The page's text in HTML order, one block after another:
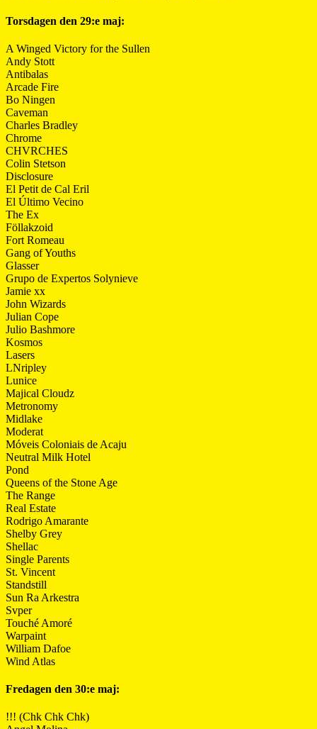
Torsdagen den 29:e maj:
A Winged Victory for the Sullen
Andy Stott
Antibalas
Arcade Fire
Bo Ningen
Caveman
Charles Bradley
Chrome
CHVRCHES
Colin Stetson
Disclosure
El Petit de Cal Eril
El Último Vecino
The Ex
Föllakzoid
Fort Romeau
Gang of Youths
Glasser
Grupo de Expertos Solynieve
Jamie xx
John Wizards
Julian Cope
Julio Bashmore
Kosmos
Lasers
LNripley
Lunice
Majical Cloudz
Metronomy
Midlake
Moderat
Móveis Coloniais de Acaju
Neutral Milk Hotel
Pond
Queens of the Stone Age
The Range
Real Estate
Rodrigo Amarante
Shelby Grey
Shellac
Single Parents
St. Vincent
Standstill
Sun Ra Arkestra
Svper
Touché Amoré
Warpaint
William Dafoe
Wind Atlas
Fredagen den 30:e maj:
!!! (Chk Chk Chk)